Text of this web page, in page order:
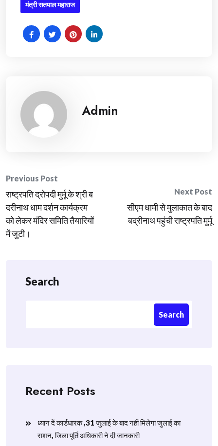
मंत्री सतपाल महाराज
Admin
Post
navigation
Previous Post
राष्ट्रपति द्रोपदी मुर्मू के श्री ब
दरीनाथ धाम दर्शन कार्यक्रम
को लेकर मंदिर समिति तैयारियों
में जुटी।
Next Post
सीएम धामी से मुलाकात के बाद
बद्रीनाथ पहुंची राष्ट्रपति मुर्मू
Search
Search
Recent Posts
ध्यान दें कार्डधारक ,31 जुलाई के बाद नहीं मिलेगा जुलाई का
राशन, जिला पूर्ति अधिकारी ने दी जानकारी